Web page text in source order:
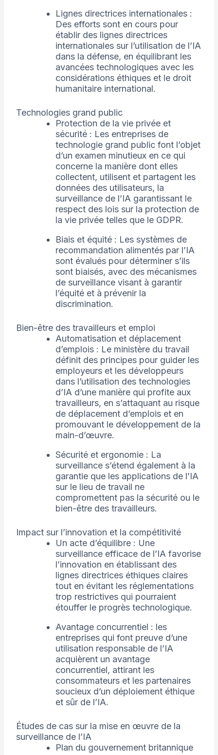
Lignes directrices internationales :
Des efforts sont en cours pour
établir des lignes directrices
internationales sur l’utilisation de l’IA
dans la défense, en équilibrant les
avancées technologiques avec les
considérations éthiques et le droit
humanitaire international.
Technologies grand public
Protection de la vie privée et
sécurité : Les entreprises de
technologie grand public font l’objet
d’un examen minutieux en ce qui
concerne la manière dont elles
collectent, utilisent et partagent les
données des utilisateurs, la
surveillance de l’IA garantissant le
respect des lois sur la protection de
la vie privée telles que le GDPR.
Biais et équité : Les systèmes de
recommandation alimentés par l’IA
sont évalués pour déterminer s’ils
sont biaisés, avec des mécanismes
de surveillance visant à garantir
l’équité et à prévenir la
discrimination.
Bien-être des travailleurs et emploi
Automatisation et déplacement
d’emplois : Le ministère du travail
définit des principes pour guider les
employeurs et les développeurs
dans l’utilisation des technologies
d’IA d’une manière qui profite aux
travailleurs, en s’attaquant au risque
de déplacement d’emplois et en
promouvant le développement de la
main-d’œuvre.
Sécurité et ergonomie : La
surveillance s’étend également à la
garantie que les applications de l’IA
sur le lieu de travail ne
compromettent pas la sécurité ou le
bien-être des travailleurs.
Impact sur l’innovation et la compétitivité
Un acte d’équilibre : Une
surveillance efficace de l’IA favorise
l’innovation en établissant des
lignes directrices éthiques claires
tout en évitant les réglementations
trop restrictives qui pourraient
étouffer le progrès technologique.
Avantage concurrentiel : les
entreprises qui font preuve d’une
utilisation responsable de l’IA
acquièrent un avantage
concurrentiel, attirant les
consommateurs et les partenaires
soucieux d’un déploiement éthique
et sûr de l’IA.
Études de cas sur la mise en œuvre de la
surveillance de l’IA
Plan du gouvernement britannique